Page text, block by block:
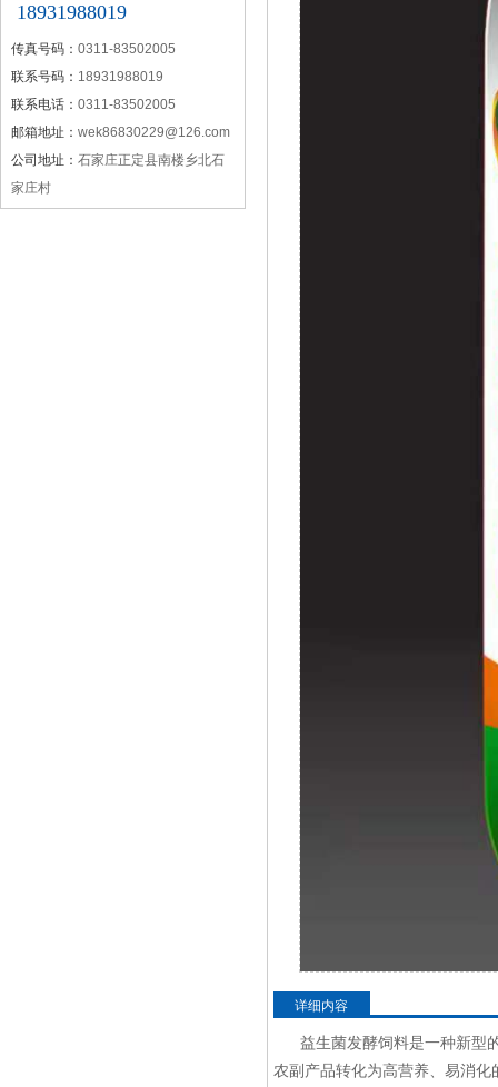
详细内容
益生菌发酵饲料是一种新型
农副产品转化为高营养、易消
18931988019
传真号码： 0311-83502005
联系号码： 18931988019
联系电话： 0311-83502005
邮箱地址： wek86830229@126.com
公司地址： 石家庄正定县南楼乡北石
家庄村